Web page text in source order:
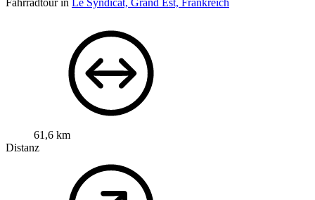
Fahrradtour in Le Syndicat, Grand Est, Frankreich
61,6 km
Distanz